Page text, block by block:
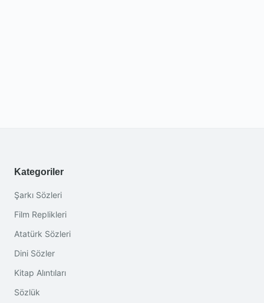
Kategoriler
Şarkı Sözleri
Film Replikleri
Atatürk Sözleri
Dini Sözler
Kitap Alıntıları
Sözlük